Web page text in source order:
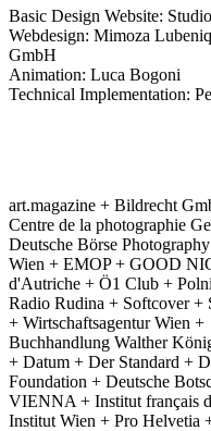
Basic Design Website:
Webdesign: Mimoza
GmbH
Animation: Luca Bogoni
Technical Implementation:
art.magazine + Bildrecht
Centre de la photographie
Deutsche Börse
Wien + EMOP + GOOD
d'Autriche + Ö1 Club +
Radio Rudina + Softcover +
+ Wirtschaftsagentur Wien +
Buchhandlung Walther
+ Datum + Der Standard +
Foundation + Deutsche
VIENNA + Institut français
Institut Wien + Pro Helvetia